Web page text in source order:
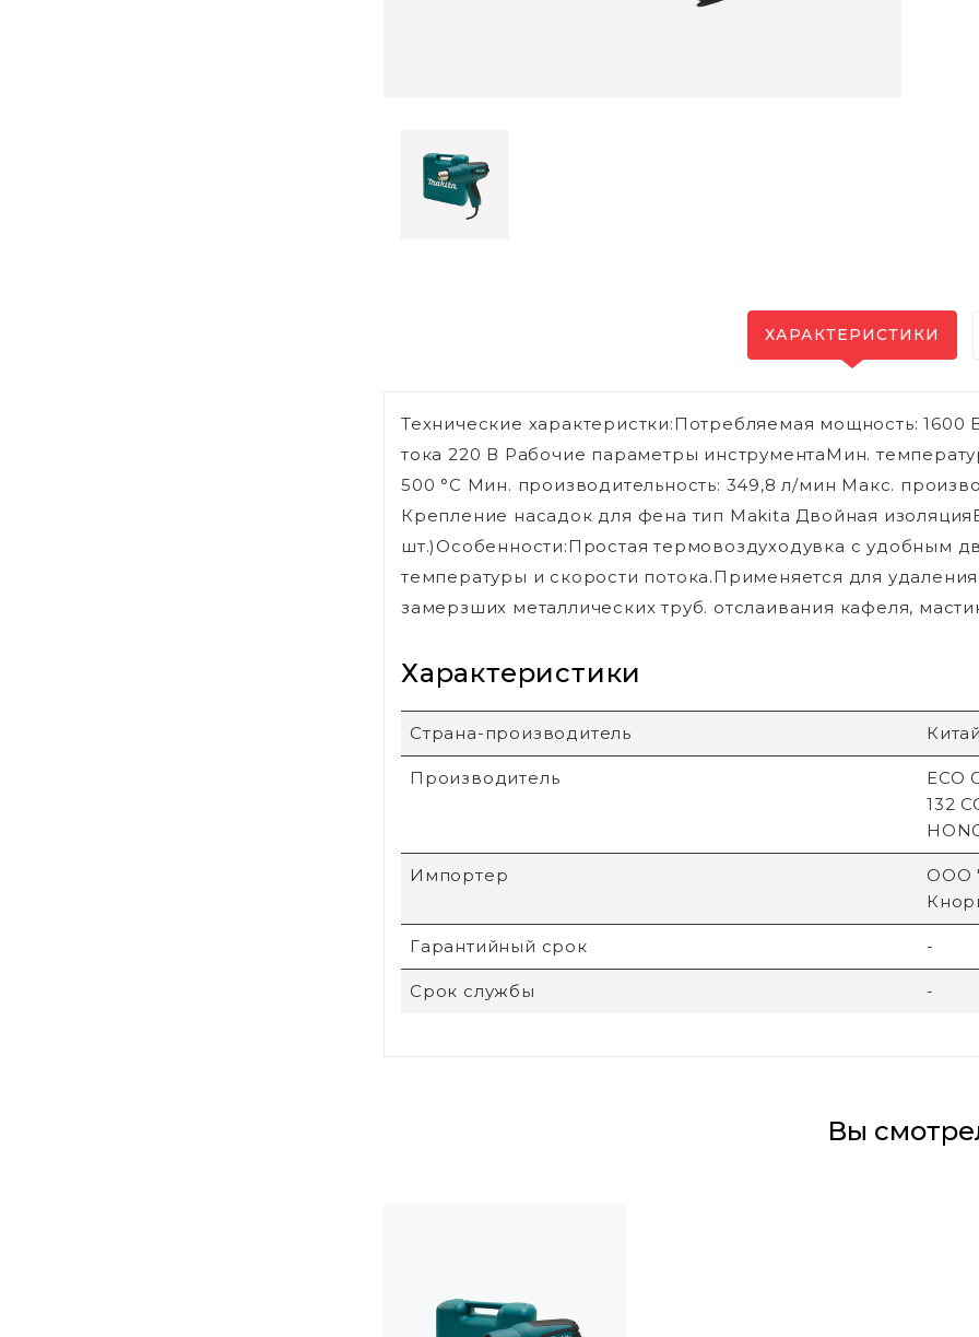
ХАРАКТЕРИСТИКИ
Технические характеристки:Потребляемая мощность:
тока 220 В Рабочие параметры инструментаМин.
500 °С Мин. производительность: 349,8 л/мин Макс.
Крепление насадок для фена тип Makita Двойная
шт.)Особенности:Простая термовоздуходувка с удобным
температуры и скорости потока.Применяется для
замерзших металлических труб. отслаивания кафеля,
Характеристики
Страна-производитель
Производитель
ECO
132
Импортер
ООО
Гарантийный срок -
Срок службы -
Вы